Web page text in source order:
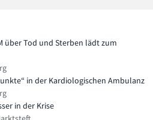
über Tod und Sterben lädt zum
in der Kardiologischen Ambulanz
in der Krise